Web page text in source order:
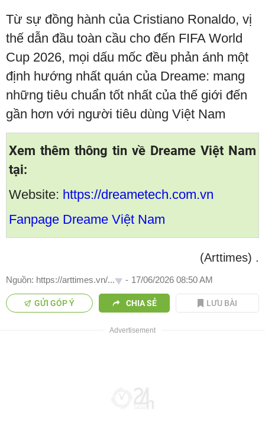
Từ sự đồng hành của Cristiano Ronaldo, vị
thế dẫn đầu toàn cầu cho đến FIFA World
Cup 2026, mọi dấu mốc đều phản ánh một
định hướng nhất quán của Dreame: mang
những tiêu chuẩn tốt nhất của thế giới đến
gần hơn với người tiêu dùng Việt Nam
Xem thêm thông tin về Dreame Việt Nam
tại:
Website: https://dreametech.com.vn
Fanpage Dreame Việt Nam
(Arttimes) .
Nguồn: https://arttimes.vn/... - 17/06/2026 08:50 AM
GỬI GÓP Ý CHIA SẺ LƯU BÀI